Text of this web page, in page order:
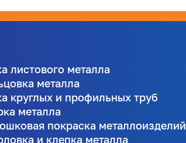
листового металла
металла
круглых и профильных труб
металла
покраска металлоизделий
и клепка металла